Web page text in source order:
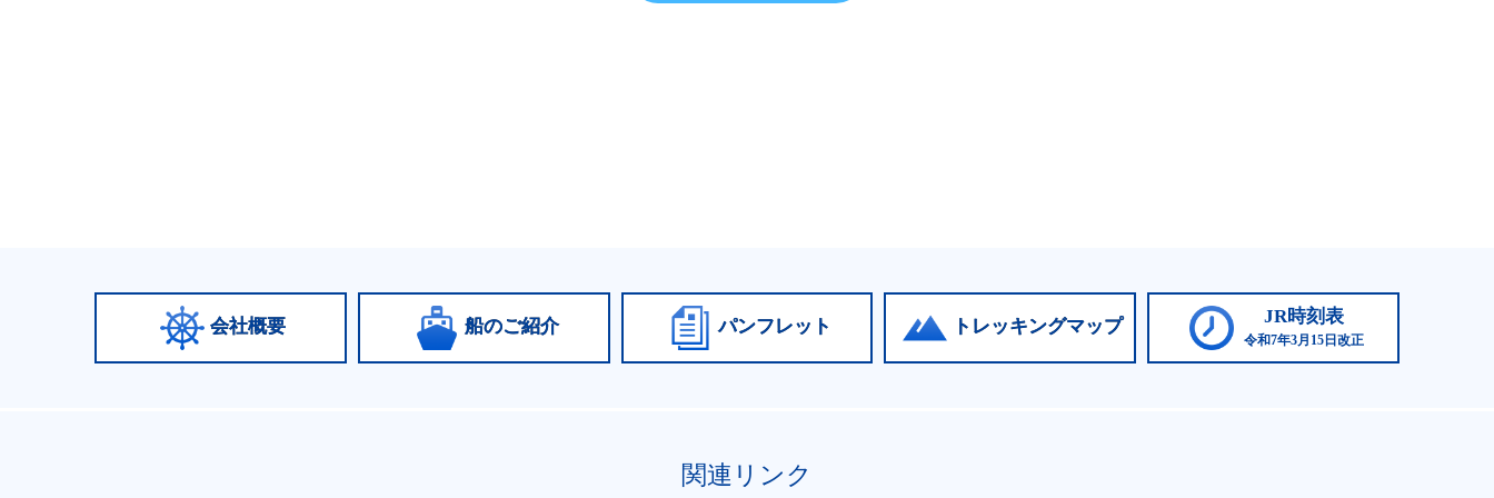
会社概要 船のご紹介 パンフレット トレッキングマップ JR時刻表
令和7年3月15日改正
関連リンク